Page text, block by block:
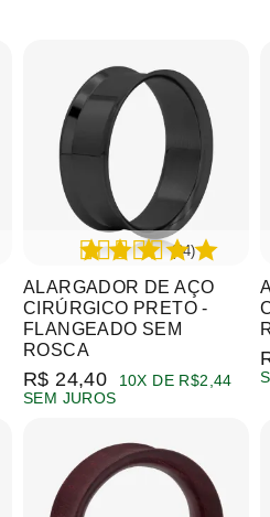
ALARGADOR DE AÇO
CIRÚRGICO PRETO -
FLANGEADO SEM
ROSCA
(24)
R$ 24,40
10X DE R$2,44
SEM JUROS